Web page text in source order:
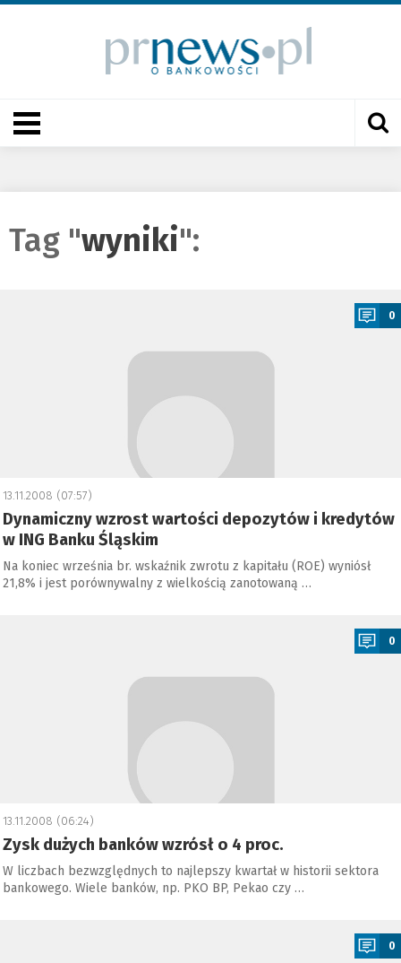
Tag "wyniki":
0
13.11.2008 (07:57)
Dynamiczny wzrost wartości depozytów i kredytów
w ING Banku Śląskim
Na koniec września br. wskaźnik zwrotu z kapitału (ROE) wyniósł
21,8% i jest porównywalny z wielkością zanotowaną …
0
13.11.2008 (06:24)
Zysk dużych banków wzrósł o 4 proc.
W liczbach bezwzględnych to najlepszy kwartał w historii sektora
bankowego. Wiele banków, np. PKO BP, Pekao czy …
0